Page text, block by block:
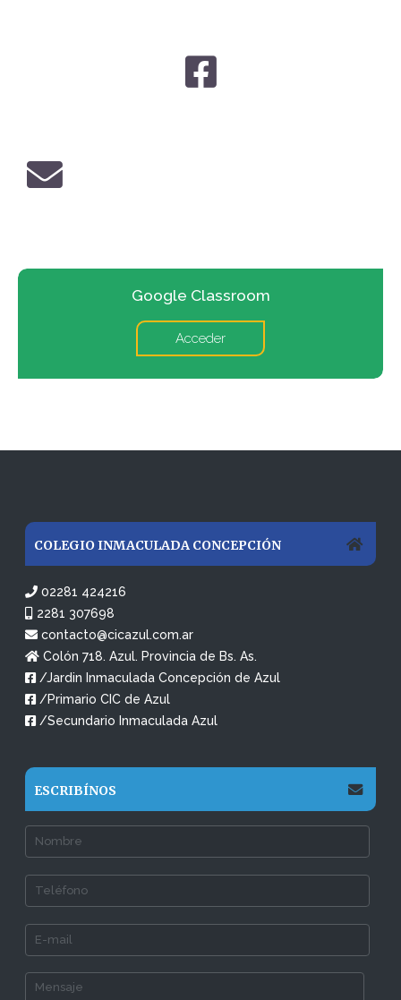
Google Classroom
Acceder
COLEGIO INMACULADA CONCEPCIÓN
02281 424216
2281 307698
contacto@cicazul.com.ar
Colón 718. Azul. Provincia de Bs. As.
/Jardin Inmaculada Concepción de Azul
/Primario CIC de Azul
/Secundario Inmaculada Azul
ESCRIBÍNOS